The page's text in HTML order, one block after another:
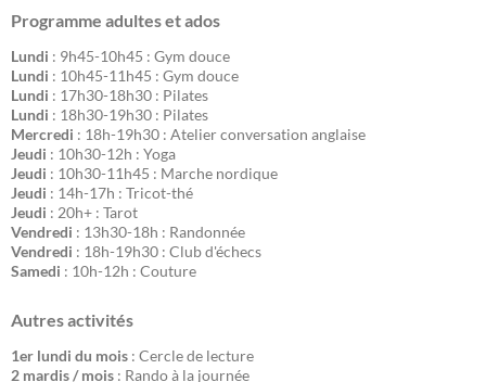
Programme adultes et ados
Lundi : 9h45-10h45 : Gym douce
Lundi : 10h45-11h45 : Gym douce
Lundi : 17h30-18h30 : Pilates
Lundi : 18h30-19h30 : Pilates
Mercredi : 18h-19h30 : Atelier conversation anglaise
Jeudi : 10h30-12h : Yoga
Jeudi : 10h30-11h45 : Marche nordique
Jeudi : 14h-17h : Tricot-thé
Jeudi : 20h+ : Tarot
Vendredi : 13h30-18h : Randonnée
Vendredi : 18h-19h30 : Club d'échecs
Samedi : 10h-12h : Couture
Autres activités
1er lundi du mois : Cercle de lecture
2 mardis / mois : Rando à la journée